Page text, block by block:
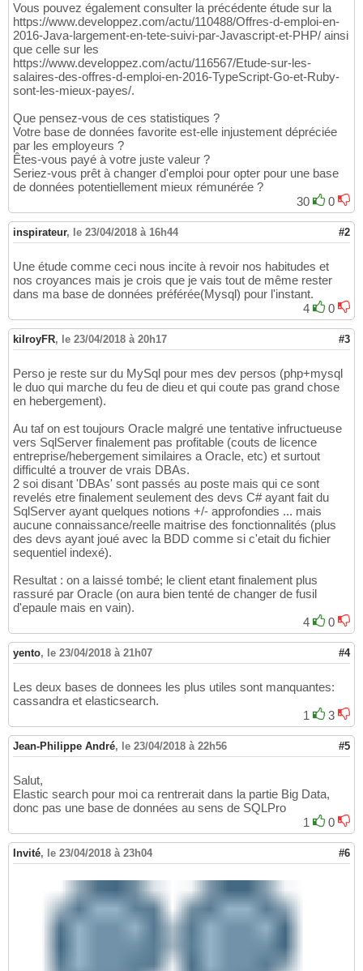
Vous pouvez également consulter la précédente étude sur la
https://www.developpez.com/actu/110488/Offres-d-emploi-en-
2016-Java-largement-en-tete-suivi-par-Javascript-et-PHP/ ainsi
que celle sur les
https://www.developpez.com/actu/116567/Etude-sur-les-
salaires-des-offres-d-emploi-en-2016-TypeScript-Go-et-Ruby-
sont-les-mieux-payes/.
Que pensez-vous de ces statistiques ?
Votre base de données favorite est-elle injustement dépréciée
par les employeurs ?
Êtes-vous payé à votre juste valeur ?
Seriez-vous prêt à changer d'emploi pour opter pour une base
de données potentiellement mieux rémunérée ?
30
0
inspirateur, le 23/04/2018 à 16h44 #2
Une étude comme ceci nous incite à revoir nos habitudes et
nos croyances mais je crois que je vais tout de même rester
dans ma base de données préférée(Mysql) pour l'instant.
4
0
kilroyFR, le 23/04/2018 à 20h17 #3
Perso je reste sur du MySql pour mes dev persos (php+mysql
le duo qui marche du feu de dieu et qui coute pas grand chose
en hebergement).
Au taf on est toujours Oracle malgré une tentative infructueuse
vers SqlServer finalement pas profitable (couts de licence
entreprise/hebergement similaires a Oracle, etc) et surtout
difficulté a trouver de vrais DBAs.
2 soi disant 'DBAs' sont passés au poste mais qui ce sont
revelés etre finalement seulement des devs C# ayant fait du
SqlServer ayant quelques notions +/- approfondies ... mais
aucune connaissance/reelle maitrise des fonctionnalités (plus
des devs ayant joué avec la BDD comme si c'etait du fichier
sequentiel indexé).
Resultat : on a laissé tombé; le client etant finalement plus
rassuré par Oracle (on aura bien tenté de changer de fusil
d'epaule mais en vain).
4
0
yento, le 23/04/2018 à 21h07 #4
Les deux bases de donnees les plus utiles sont manquantes:
cassandra et elasticsearch.
1
3
Jean-Philippe André, le 23/04/2018 à 22h56 #5
Salut,
Elastic search pour moi ca rentrerait dans la partie Big Data,
donc pas une base de données au sens de SQLPro
1
0
Invité, le 23/04/2018 à 23h04 #6